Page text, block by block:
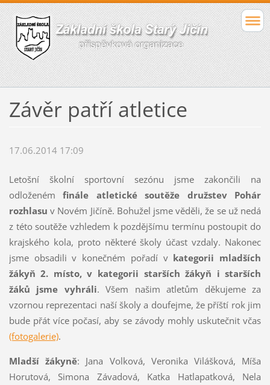
Závěr patří atletice
17.06.2014 17:09
Letošní školní sportovní sezónu jsme zakončili na
odloženém finále atletické soutěže družstev Pohár
rozhlasu v Novém Jičíně. Bohužel jsme věděli, že se už nedá
z této soutěže vzhledem k pozdějšímu termínu postoupit do
krajského kola, proto některé školy účast vzdaly. Nakonec
jsme obsadili v konečném pořadí v kategorii mladších
žákyň 2. místo, v kategorii starších žákyň i starších
žáků jsme vyhráli. Všem našim atletům děkujeme za
vzornou reprezentaci naší školy a doufejme, že příští rok jim
bude přát více počasí, aby se závody mohly uskutečnit včas
(fotogalerie).
Mladší žákyně: Jana Volková, Veronika Vilášková, Míša
Horutová, Simona Závadová, Katka Hatlapatková, Nela